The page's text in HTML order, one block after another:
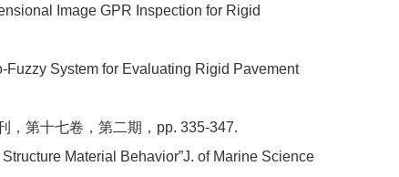
Image GPR Inspection for Rigid
Fuzzy System for Evaluating Rigid Pavement
，第十七卷，第二期，pp. 335-347.
Material Behavior”J. of Marine Science